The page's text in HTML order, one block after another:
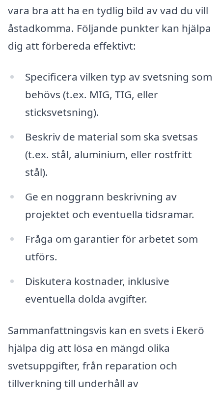
vara bra att ha en tydlig bild av vad du vill
åstadkomma. Följande punkter kan hjälpa
dig att förbereda effektivt:
Specificera vilken typ av svetsning som
behövs (t.ex. MIG, TIG, eller
sticksvetsning).
Beskriv de material som ska svetsas
(t.ex. stål, aluminium, eller rostfritt
stål).
Ge en noggrann beskrivning av
projektet och eventuella tidsramar.
Fråga om garantier för arbetet som
utförs.
Diskutera kostnader, inklusive
eventuella dolda avgifter.
Sammanfattningsvis kan en svets i Ekerö
hjälpa dig att lösa en mängd olika
svetsuppgifter, från reparation och
tillverkning till underhåll av